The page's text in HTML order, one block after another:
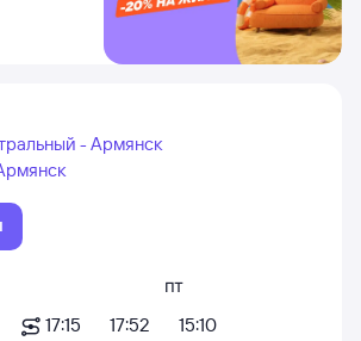
- Армянск
17:15 17:52
пт
15:10